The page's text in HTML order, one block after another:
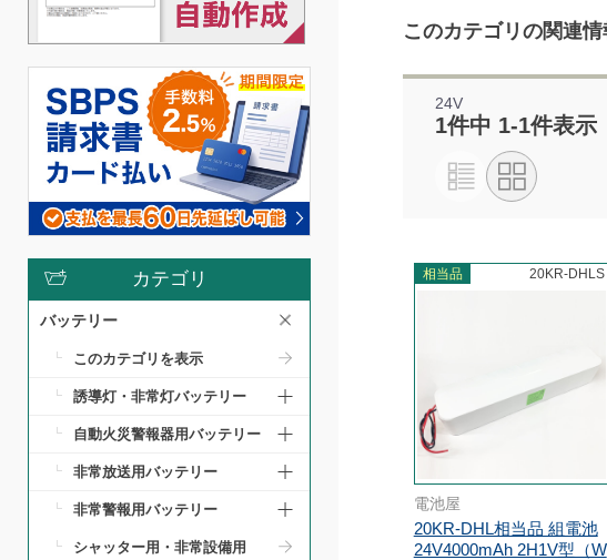
カテゴリ
バッテリー
このカテゴリを表示
誘導灯・非常灯バッテリー
自動火災警報器用バッテリー
非常放送用バッテリー
非常警報用バッテリー
シャッター用・非常設備用
このカテゴリの関連情
24V
1件中 1-1件表示
相当品 20KR-DHLS
電池屋
20KR-DHL相当品 組電池
24V4000mAh 2H1V型（W